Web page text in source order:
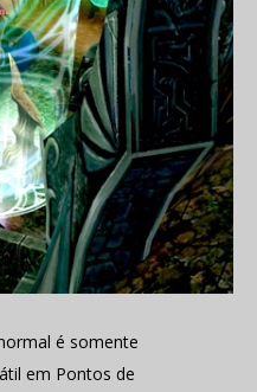
é somente
em Pontos de